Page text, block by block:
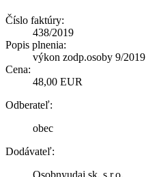
Číslo faktúry:
438/2019
Popis plnenia:
výkon zodp.osoby 9/2019
Cena:
48,00 EUR
Odberateľ:
obec
Dodávateľ: